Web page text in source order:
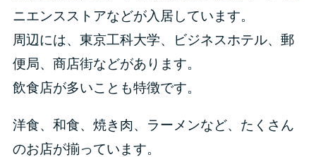
ニエンスストアなどが入居しています。
周辺には、東京工科大学、ビジネスホテル、郵
便局、商店街などがあります。
飲食店が多いことも特徴です。
洋食、和食、焼き肉、ラーメンなど、たくさん
のお店が揃っています。